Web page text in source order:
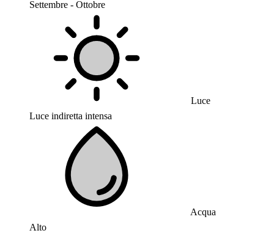
Settembre - Ottobre
Luce
Luce indiretta intensa
Acqua
Alto